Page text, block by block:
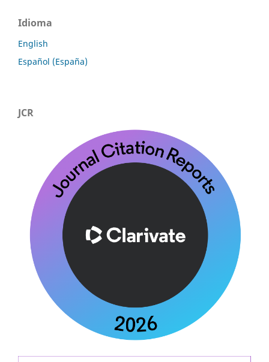
Idioma
English
Español (España)
JCR